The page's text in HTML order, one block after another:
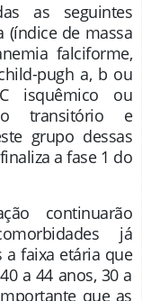
as seguintes
(índice de massa
falciforme,
pugh a, b ou
isquêmico ou
transitório e
grupo dessas
a fase 1 do
continuarão
já
a faixa etária que
a 44 anos, 30 a
que as